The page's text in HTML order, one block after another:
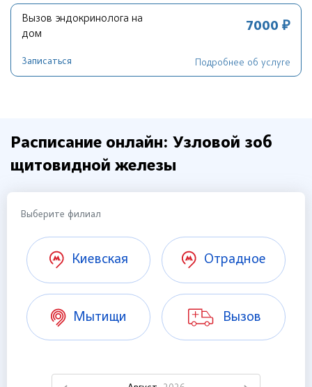
Вызов эндокринолога на
дом
7000 ₽
Записаться Подробнее об услуге
Расписание онлайн: Узловой зоб
щитовидной железы
Выберите филиал
Киевская Отрадное
Мытищи Вызов